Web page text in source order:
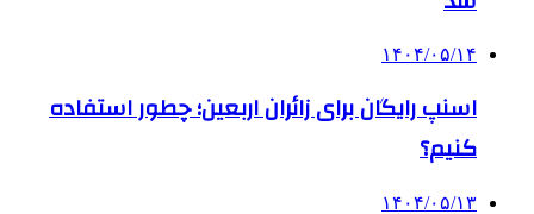
۱۴۰۴/۰۵/۱۴
اسنپ رایگان برای زائران اربعین؛ چطور استفاده
کنیم؟
۱۴۰۴/۰۵/۱۳